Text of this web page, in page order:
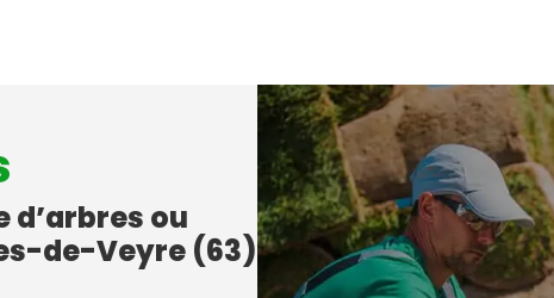
d’arbres ou
de-Veyre (63)